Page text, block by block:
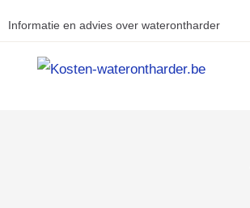
to
content
Informatie en advies over waterontharder